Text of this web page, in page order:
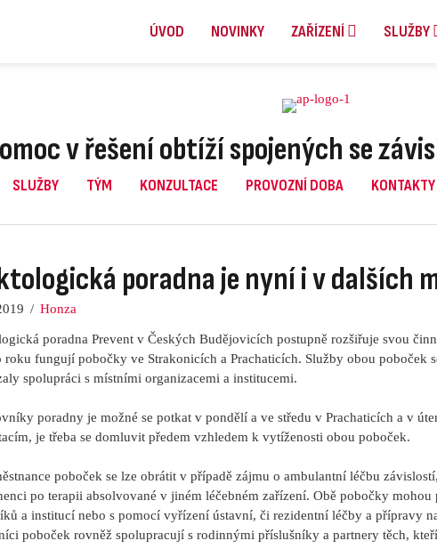
ÚVOD NOVINKY ZAŘÍZENÍ SLUŽBY
v řešení obtíží spojených se
SLUŽBY TÝM KONZULTACE PROVOZNÍ DOBA KONTAKTY
poradna je nyní i v dalších
/ Honza
poradna Prevent v Českých Budějovicích postupně rozšiřuje svou
roku fungují pobočky ve Strakonicích a Prachaticích. Služby obou poboček
spolupráci s místními organizacemi a institucemi.
poradny je možné se potkat v pondělí a ve středu v Prachaticích a v
je třeba se domluvit předem vzhledem k vytíženosti obou poboček.
poboček se lze obrátit v případě zájmu o ambulantní léčbu
po terapii absolvované v jiném léčebném zařízení. Obě pobočky
a institucí nebo s pomocí vyřízení ústavní, či rezidentní léčby a přípravy
poboček rovněž spolupracují s rodinnými příslušníky a partnery těch,